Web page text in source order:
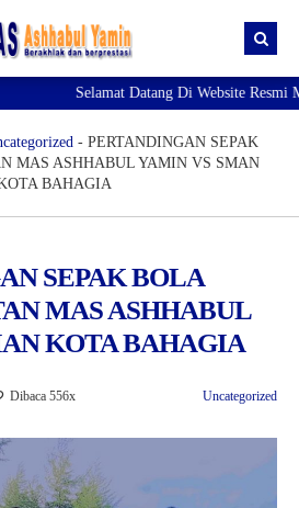
Selamat Datang Di Website Resmi
- PERTANDINGAN SEPAK
MAS ASHHABUL YAMIN VS SMAN
BAHAGIA
SEPAK BOLA
MAS ASHHABUL
KOTA BAHAGIA
Dibaca 556x Uncategorized